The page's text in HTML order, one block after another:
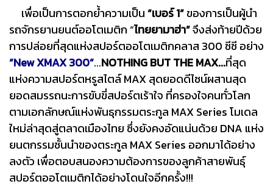
เพื่อเป็นการตอกย้ำความเป็น“เบอร์ 1”ของการเป็นผู้นำ
รถจักรยานยนต์ออโตเมติก “ไทยยามาฮ่า”จึงส่งท้ายปีด้วย
การปล่อยที่สุดแห่งสปอร์ตออโตเมติกคลาส 300 ซีซี อย่าง
“New XMAX 300”...NOTHING BUT THE MAX...ที่สุด
แห่งความสปอร์ตหรูสไตล์ MAX สุดยอดดีไซน์ผสานสุด
ยอดสมรรถนะการขับขี่สปอร์ตเร้าใจ ที่ครองใจคนทั่วโลก
ตามเอกลักษณ์แห่งพันธุกรรมตระกูล MAX Series โมเดล
ใหม่ล่าสุดสู่ตลาดเมืองไทย ซึ่งยังคงอัดแน่นด้วย DNA แห่ง
ยนตกรรมชั้นนำของตระกูล MAX Series ออกมาได้อย่าง
ลงตัว เพื่อตอบสนองความต้องการของลูกค้าสายพันธุ์
สปอร์ตออโตเมติกได้อย่างโดนใจอีกครั้ง!!!